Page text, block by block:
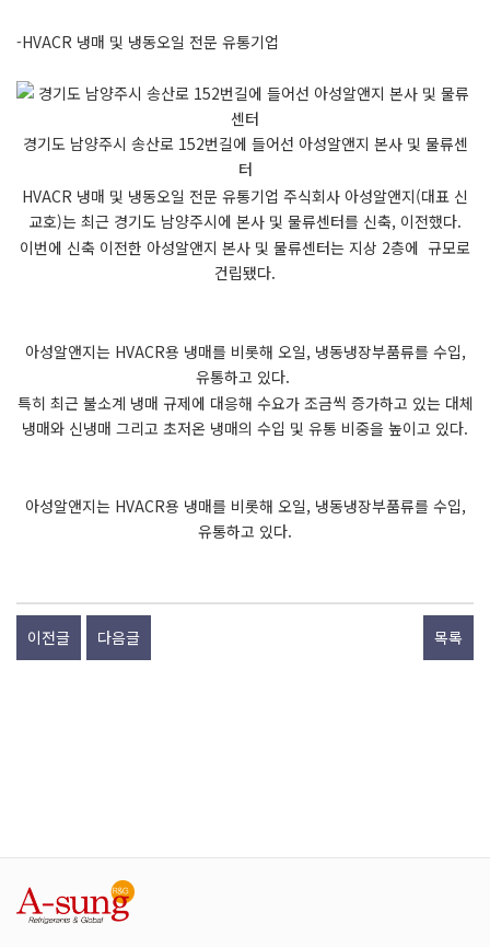
-HVACR 냉매 및 냉동오일 전문 유통기업
경기도 남양주시 송산로 152번길에 들어선 아성알앤지 본사 및 물류센
터
HVACR 냉매 및 냉동오일 전문 유통기업 주식회사 아성알앤지(대표 신
교호)는 최근 경기도 남양주시에 본사 및 물류센터를 신축, 이전했다.
이번에 신축 이전한 아성알앤지 본사 및 물류센터는 지상 2층에 규모로
건립됐다.
아성알앤지는 HVACR용 냉매를 비롯해 오일, 냉동냉장부품류를 수입,
유통하고 있다.
특히 최근 불소계 냉매 규제에 대응해 수요가 조금씩 증가하고 있는 대체
냉매와 신냉매 그리고 초저온 냉매의 수입 및 유통 비중을 높이고 있다.
아성알앤지는 HVACR용 냉매를 비롯해 오일, 냉동냉장부품류를 수입,
유통하고 있다.
이전글 다음글 목록